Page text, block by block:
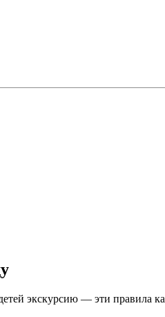
экскурсию — эти правила